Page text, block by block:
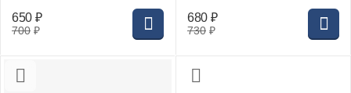
700 ₽
650 ₽
730 ₽
680 ₽